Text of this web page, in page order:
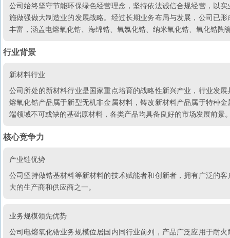
公司始终坚守节能环保绿色经营理念，坚持依法诚信合规经营，以
施做强做大制造业的发展战略。经过长期业务布局与发展，公司已
丰富，涵盖电熔氧化锆、海绵锆、氧氯化锆、纳米氧化锆、氧化锆
行业背景
新材料行业
公司所处的新材料行业是国家重点培育的战略性新兴产业，行业发
熔氧化锆产品属于新型无机非金属材料，铸改新材料产品属于特种
端领域不可或缺的基础原材料，各类产品均具备良好的市场发展前景
核心竞争力
产业链优势
公司坚持做锆基材料等新材料的技术赋能者和创新者，拥有广泛的
大的生产商和供应商之一。
业务规模领先优势
公司电熔氧化锆业务规模位居国内同行业前列，产品广泛应用于耐